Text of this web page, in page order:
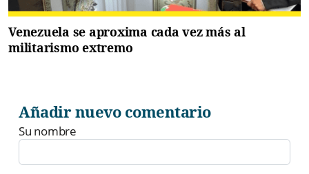
Venezuela se aproxima cada vez más al
militarismo extremo
Añadir nuevo comentario
Su nombre